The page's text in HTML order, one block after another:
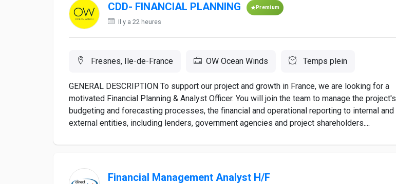
CDD- FINANCIAL PLANNING Premium
Il y a 22 heures
Fresnes, Ile-de-France OW Ocean Winds Temps plein
GENERAL DESCRIPTION To support our project and growth in France, we are looking for a
motivated Financial Planning & Analyst Officer. You will join the team to manage the project's
budgeting and forecasting processes, the financial and operational reporting to internal and
external entities, including lenders, government agencies and project shareholders....
Financial Management Analyst H/F